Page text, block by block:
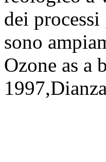
dei
sono
Ozone as a